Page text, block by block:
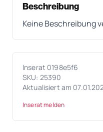
Beschreibung
Keine Beschreibung
Inserat 0198e5f6
SKU: 25390
Aktualisiert am
Inserat melden